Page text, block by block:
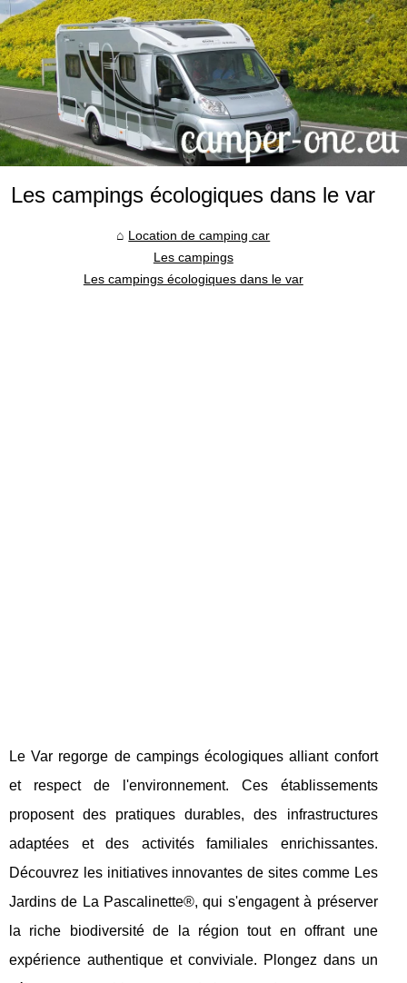
Les campings écologiques dans le var
Location de camping car
Les campings
Les campings écologiques dans le var
Le Var regorge de campings écologiques alliant confort
et respect de l'environnement. Ces établissements
proposent des pratiques durables, des infrastructures
adaptées et des activités familiales enrichissantes.
Découvrez les initiatives innovantes de sites comme Les
Jardins de La Pascalinette®, qui s'engagent à préserver
la riche biodiversité de la région tout en offrant une
expérience authentique et conviviale. Plongez dans un